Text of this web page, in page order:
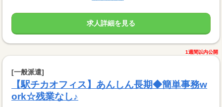
求人詳細を見る
1週間以内公開
[一般派遣]
【駅チカオフィス】あんしん長期◆簡単事務w
ork☆残業なし♪